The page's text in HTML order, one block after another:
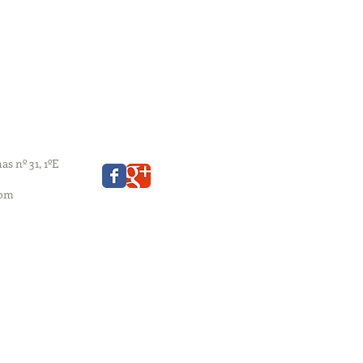
nº 31, 1ºE